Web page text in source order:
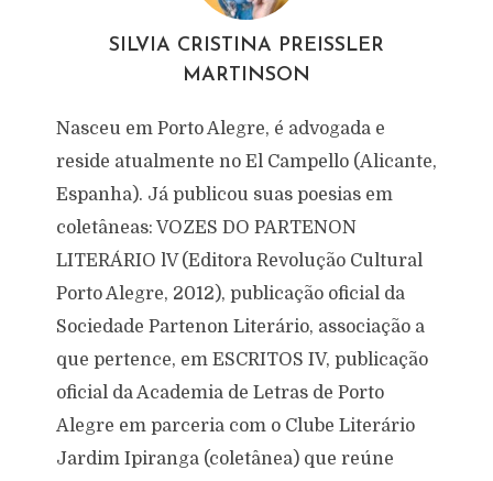
SILVIA CRISTINA PREISSLER
MARTINSON
Nasceu em Porto Alegre, é advogada e
reside atualmente no El Campello (Alicante,
Espanha). Já publicou suas poesias em
coletâneas: VOZES DO PARTENON
LITERÁRIO lV (Editora Revolução Cultural
Porto Alegre, 2012), publicação oficial da
Sociedade Partenon Literário, associação a
que pertence, em ESCRITOS IV, publicação
oficial da Academia de Letras de Porto
Alegre em parceria com o Clube Literário
Jardim Ipiranga (coletânea) que reúne